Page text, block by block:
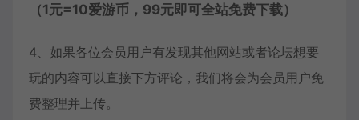
（1元=10爱游币，99元即可全站免费下载）
4、如果各位会员用户有发现其他网站或者论坛想要
玩的内容可以直接下方评论，我们将会为会员用户免
费整理并上传。